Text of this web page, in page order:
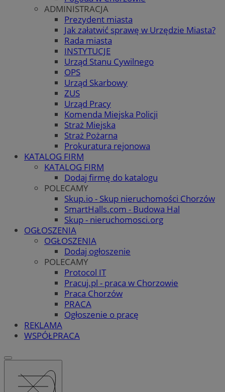
ADMINISTRACJA
Prezydent miasta
Jak załatwić sprawę w Urzędzie Miasta?
Rada miasta
INSTYTUCJE
Urząd Stanu Cywilnego
OPS
Urząd Skarbowy
ZUS
Urząd Pracy
Komenda Miejska Policji
Straż Miejska
Straż Pożarna
Prokuratura rejonowa
KATALOG FIRM
KATALOG FIRM
Dodaj firmę do katalogu
POLECAMY
Skup.io - Skup nieruchomości Chorzów
SmartHalls.com - Budowa Hal
Skup - nieruchomosci.org
OGŁOSZENIA
OGŁOSZENIA
Dodaj ogłoszenie
POLECAMY
Protocol IT
Pracuj.pl - praca w Chorzowie
Praca Chorzów
PRACA
Ogłoszenie o pracę
REKLAMA
WSPÓŁPRACA